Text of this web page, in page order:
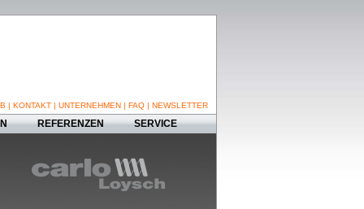
| KONTAKT | UNTERNEHMEN | FAQ | NEWSLETTER
REFERENZEN
SERVICE